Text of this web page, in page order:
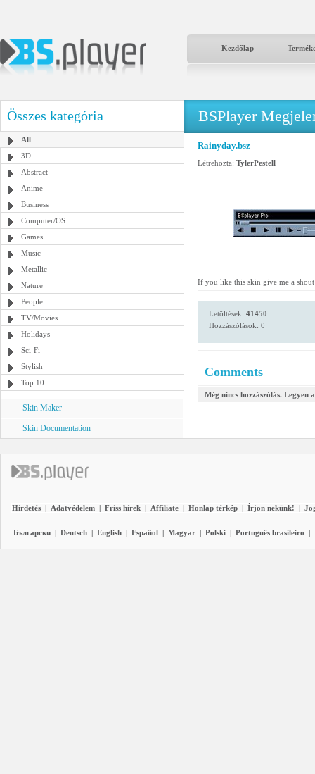
Kezdőlap
Összes kategória
All
3D
Abstract
Anime
Business
Computer/OS
Games
Music
Metallic
Nature
People
TV/Movies
Holidays
Sci-Fi
Stylish
Top 10
Skin Maker
Skin Documentation
BSPlayer
Rainyday.bsz
Létrehozta: TylerPestell
If you like this skin give me a
Letöltések: 41450
Hozzászólások: 0
Comments
Még nincs hozzászólás. Legyen
Hirdetés | Adatvédelem | Friss hírek | Affiliate | Honlap térkép | Írjon nekünk! |
Български | Deutsch | English | Español | Magyar | Polski | Português brasileiro |